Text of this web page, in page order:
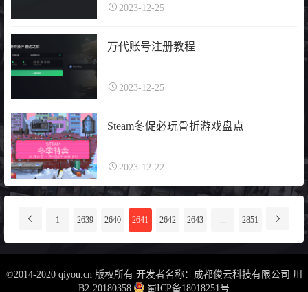
2023-12-25
万代账号注册教程
2023-12-25
Steam冬促必玩骨折游戏盘点
2023-12-22
页
导
1 2639 2640 2641 2642 2643 ... 2851
©2014-2020 qiyou.cn 版权所有 开发者名称：成都俊云科技有限公司 川
B2-20180358
蜀ICP备18018251号